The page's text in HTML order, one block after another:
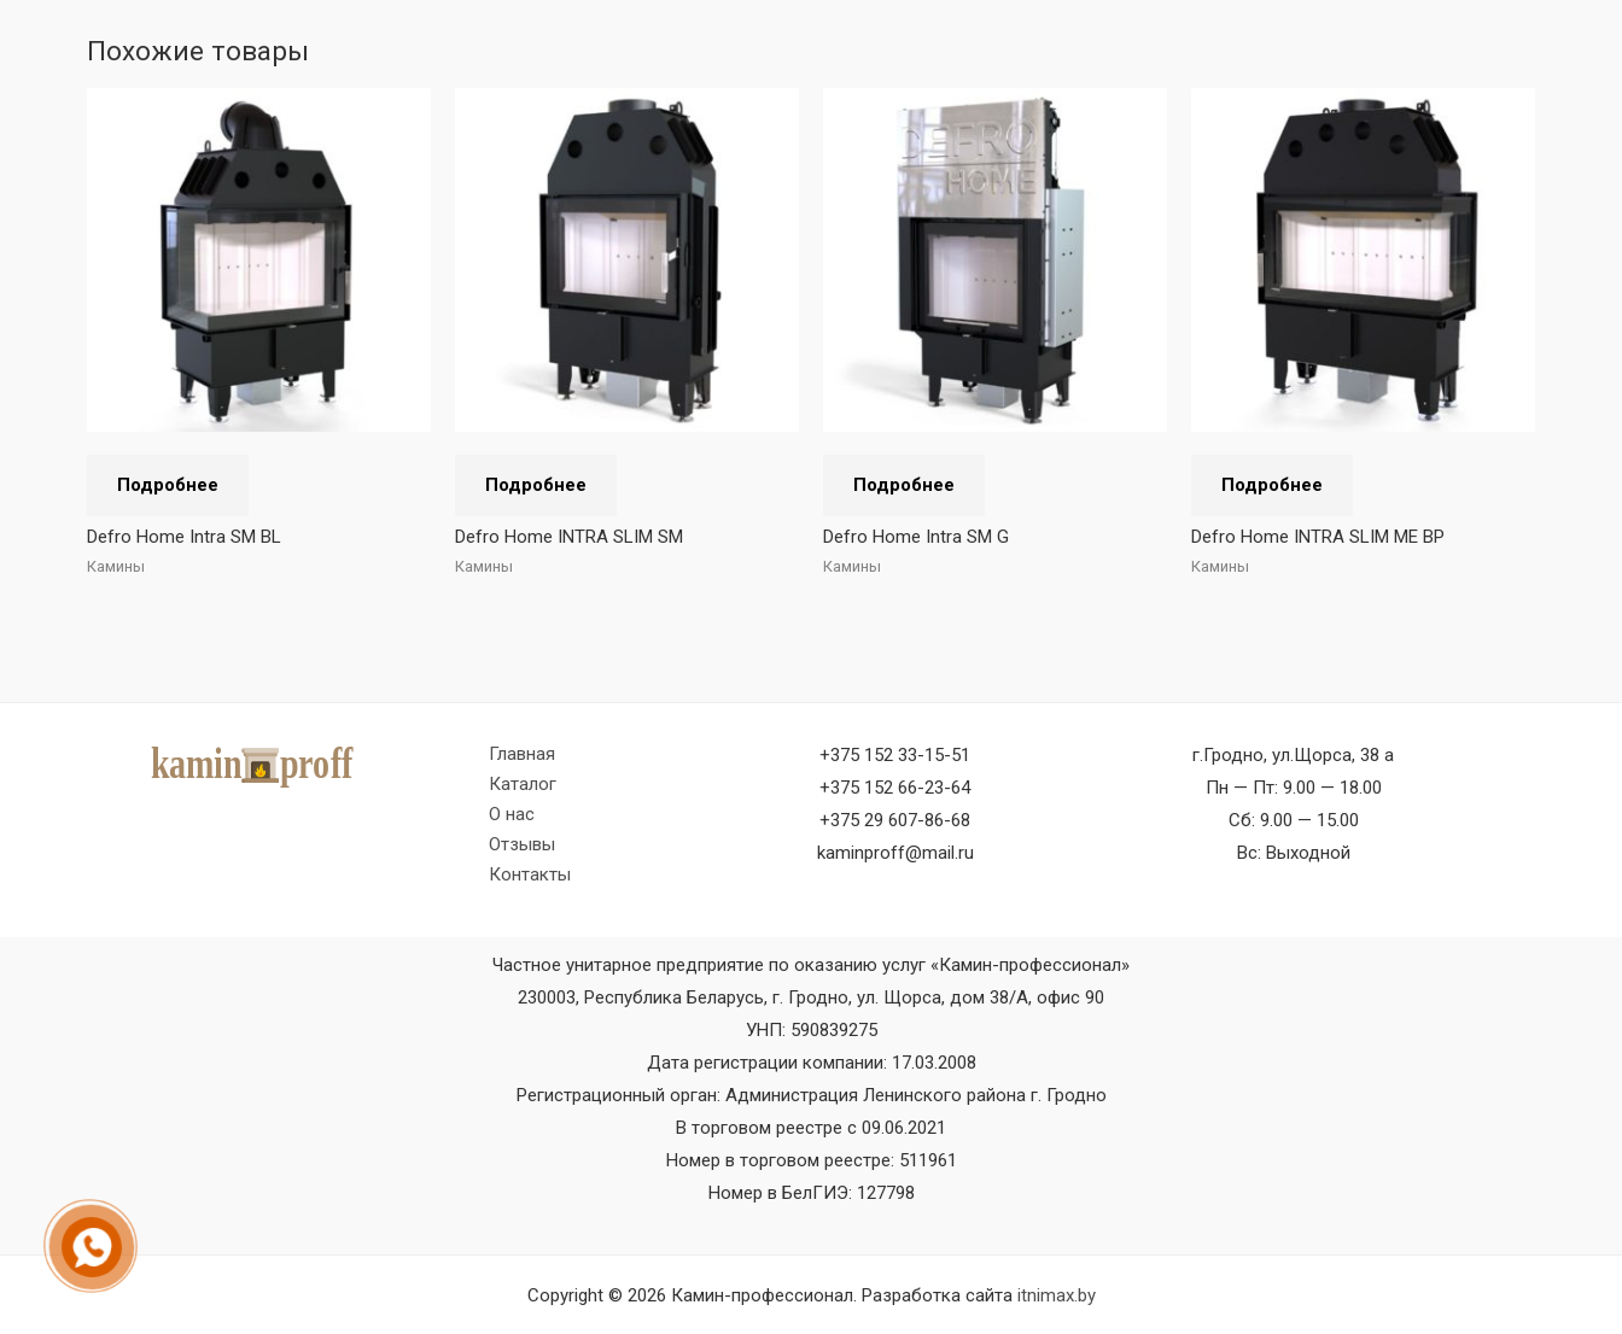
Похожие товары
Подробнее
Defro Home Intra SM BL
Камины
Подробнее
Defro Home INTRA SLIM SM
Камины
Подробнее
Defro Home Intra SM G
Камины
Подробнее
Defro Home INTRA SLIM ME BP
Камины
Главная
Каталог
О нас
Отзывы
Контакты
+375 152 33-15-51
+375 152 66-23-64
+375 29 607-86-68
kaminproff@mail.ru
г.Гродно, ул.Щорса, 38 а
Пн — Пт: 9.00 — 18.00
Сб: 9.00 — 15.00
Вс: Выходной
Частное унитарное предприятие по оказанию услуг «Камин-профессионал»
230003, Республика Беларусь, г. Гродно, ул. Щорса, дом 38/А, офис 90
УНП: 590839275
Дата регистрации компании: 17.03.2008
Регистрационный орган: Администрация Ленинского района г. Гродно
В торговом реестре с 09.06.2021
Номер в торговом реестре: 511961
Номер в БелГИЭ: 127798
Copyright © 2026 Камин-профессионал. Разработка сайта itnimax.by